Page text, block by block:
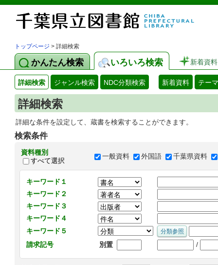
トップページ > 詳細検索
かんたん検索 いろいろ検索 新着資料
詳細検索 ジャンル検索 NDC分類検索 新着資料 テー
詳細検索
詳細な条件を設定して、蔵書を検索することができます。
検索条件
資料種別
すべて選択
一般資料 外国語 千葉県資料
キーワード１
キーワード２
キーワード３
キーワード４
キーワード５
請求記号
別置 /